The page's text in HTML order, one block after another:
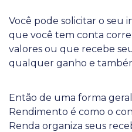
Você pode solicitar o seu
que você tem conta
valores ou que recebe
qualquer ganho e
Então de uma forma
Rendimento é como o
Renda organiza seus